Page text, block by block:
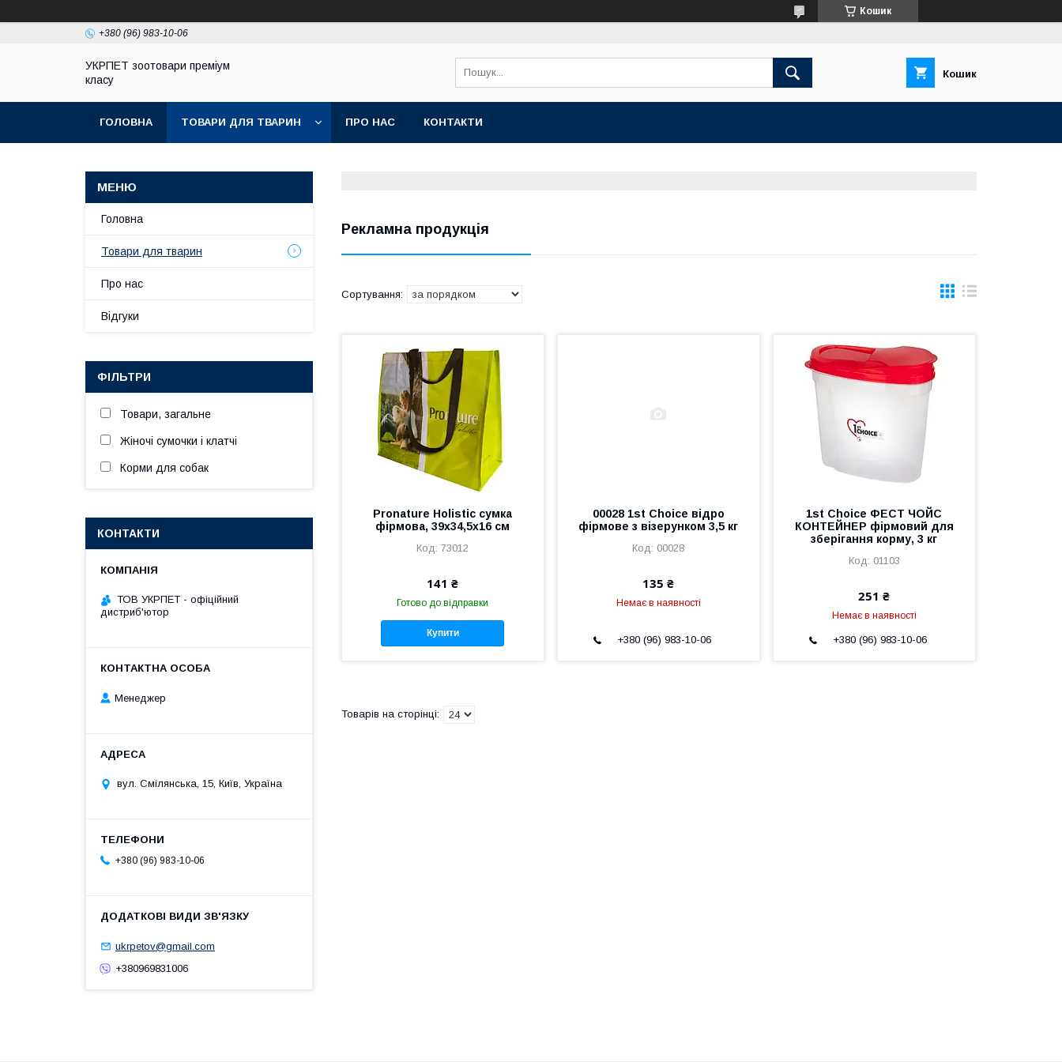
Кошик
+380 (96) 983-10-06
УКРПЕТ зоотовари преміум
класу
Кошик
ГОЛОВНА ТОВАРИ ДЛЯ ТВАРИН ПРО НАС КОНТАКТИ
Рекламна продукція
Pronature Holistic сумка
фірмова, 39х34,5х16 см
73012
141 ₴
Готово до відправки
Купити
00028 1st Choice відро
фірмове з візерунком 3,5 кг
00028
135 ₴
Немає в наявності
+380 (96) 983-10-06
1st Choice ФЕСТ ЧОЙС
КОНТЕЙНЕР фірмовий для
зберігання корму, 3 кг
01103
251 ₴
Немає в наявності
+380 (96) 983-10-06
Головна
Товари для тварин
Про нас
Відгуки
ФІЛЬТРИ
Товари, загальне
Жіночі сумочки і клатчі
Корми для собак
КОНТАКТИ
ТОВ УКРПЕТ - офіційний
дистриб'ютор
Менеджер
вул. Смілянська, 15, Київ, Україна
+380 (96) 983-10-06
ukrpetov@gmail.com
+380969831006